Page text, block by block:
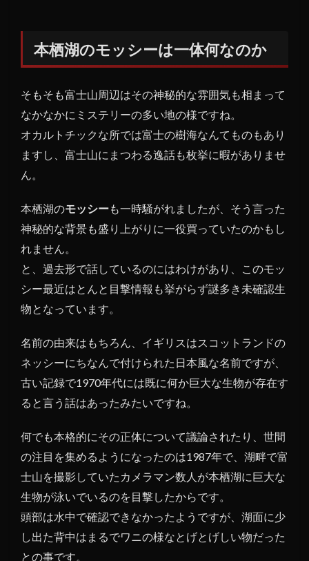
モッ
シー
は一
なの
か
1.1
本栖
未確
物存
在に
適し
る
本栖湖のモッシーは一体何なのか
そもそも富士山周辺はその神秘的な雰囲気も相まって
なかなかにミステリーの多い地の様ですね。
オカルトチックな所では富士の樹海なんてものもあり
ますし、富士山にまつわる逸話も枚挙に暇がありませ
ん。
本栖湖のモッシーも一時騒がれましたが、そう言った
神秘的な背景も盛り上がりに一役買っていたのかもし
れません。
と、過去形で話しているのにはわけがあり、このモッ
シー最近はとんと目撃情報も挙がらず謎多き未確認生
物となっています。
名前の由来はもちろん、イギリスはスコットランドの
ネッシーにちなんで付けられた日本風な名前ですが、
古い記録で1970年代には既に何か巨大な生物が存在す
ると言う話はあったみたいですね。
何でも本格的にその正体について議論されたり、世間
の注目を集めるようになったのは1987年で、湖畔で富
士山を撮影していたカメラマン数人が本栖湖に巨大な
生物が泳いでいるのを目撃したからです。
頭部は水中で確認できなかったようですが、湖面に少
し出た背中はまるでワニの様なとげとげしい物だった
との事です。